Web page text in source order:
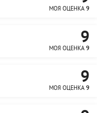
МОЯ ОЦЕНКА 9
9
МОЯ ОЦЕНКА 9
9
МОЯ ОЦЕНКА 9